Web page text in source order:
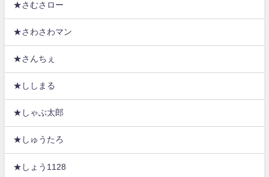
★さむさロー
★さわさわマン
★さんちぇ
★ししまる
★しゃぶ太郎
★しゅうたろ
★しょう1128